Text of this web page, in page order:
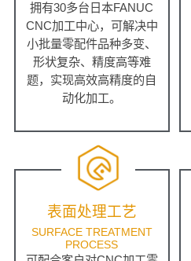
拥有30多台日本FANUC
CNC加工中心，可解决中
小批量零配件品种多变、
形状复杂、精度高等难
题，实现高效高精度的自
动化加工。
表面处理工艺
SURFACE TREATMENT
PROCESS